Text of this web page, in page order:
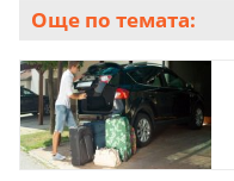
Още по темата: